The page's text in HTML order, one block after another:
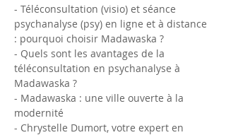
- Téléconsultation (visio) et séance
psychanalyse (psy) en ligne et à distance
: pourquoi choisir Madawaska ?
- Quels sont les avantages de la
téléconsultation en psychanalyse à
Madawaska ?
- Madawaska : une ville ouverte à la
modernité
- Chrystelle Dumort, votre expert en